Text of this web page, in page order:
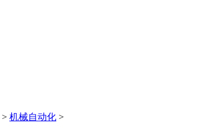
> 机械自动化 >